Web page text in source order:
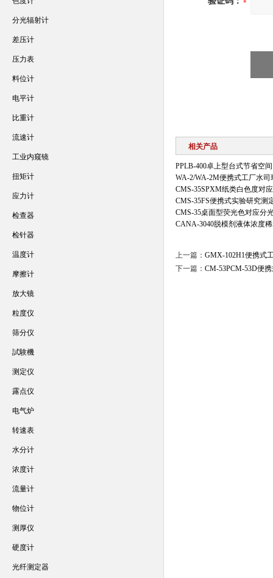
相关产品
PPLB-400卓上型台式节省空
WA-2/WA-2M便携式工厂水
CMS-35SPXM纸类白色度对
CMS-35FS便携式实验研究测
CMS-35桌面型荧光色对应分
CANA-3040脱模剂液体浓度
上一篇： GMX-102H1便携式
下一篇： CM-53PCM-53D便
分光辐射计
差压计
压力表
料位计
电平计
比重计
流速计
工业内窥镜
扭矩计
应力计
检查器
检针器
温度计
摩擦计
放大镜
粒度仪
筛分仪
試験機
测定仪
露点仪
电气炉
转速表
水分计
浓度计
流量计
物位计
测厚仪
硬度计
光纤测定器